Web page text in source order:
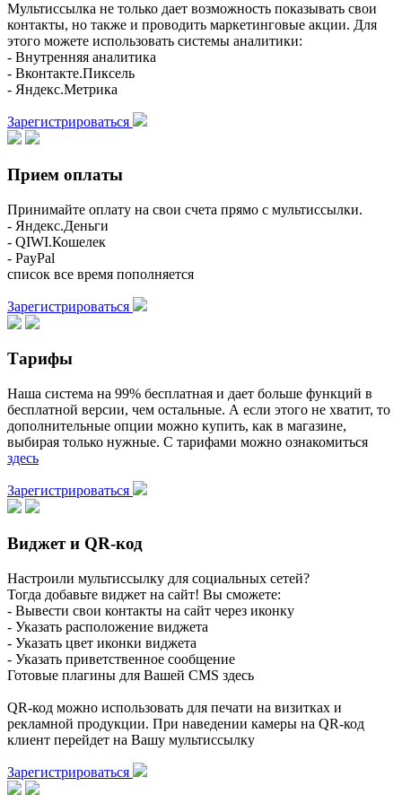
Мультиссылка не только дает возможность показывать свои
контакты, но также и проводить маркетинговые акции. Для
этого можете использовать системы аналитики:
- Внутренняя аналитика
- Вконтакте.Пиксель
- Яндекс.Метрика
Зарегистрироваться
Прием оплаты
Принимайте оплату на свои счета прямо с мультиссылки.
- Яндекс.Деньги
- QIWI.Кошелек
- PayPal
список все время пополняется
Зарегистрироваться
Тарифы
Наша система на 99% бесплатная и дает больше функций в
бесплатной версии, чем остальные. А если этого не хватит, то
дополнительные опции можно купить, как в магазине,
выбирая только нужные. С тарифами можно ознакомиться
здесь
Зарегистрироваться
Виджет и QR-код
Настроили мультиссылку для социальных сетей?
Тогда добавьте виджет на сайт! Вы сможете:
- Вывести свои контакты на сайт через иконку
- Указать расположение виджета
- Указать цвет иконки виджета
- Указать приветственное сообщение
Готовые плагины для Вашей CMS здесь
QR-код можно использовать для печати на визитках и
рекламной продукции. При наведении камеры на QR-код
клиент перейдет на Вашу мультиссылку
Зарегистрироваться